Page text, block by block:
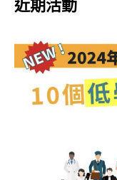
近期活動